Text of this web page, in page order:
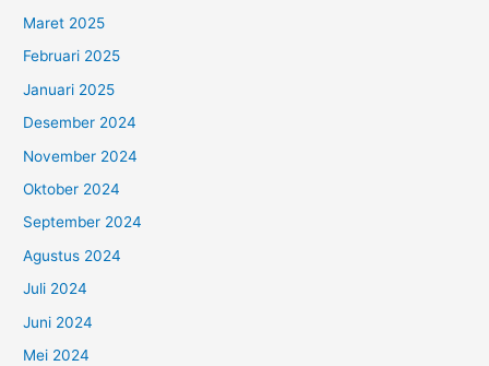
Maret 2025
Februari 2025
Januari 2025
Desember 2024
November 2024
Oktober 2024
September 2024
Agustus 2024
Juli 2024
Juni 2024
Mei 2024